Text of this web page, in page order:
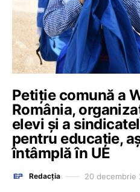
Petiție comună a
România,
elevi și a
pentru educație,
întâmplă în UE
Redacția 20 decembrie